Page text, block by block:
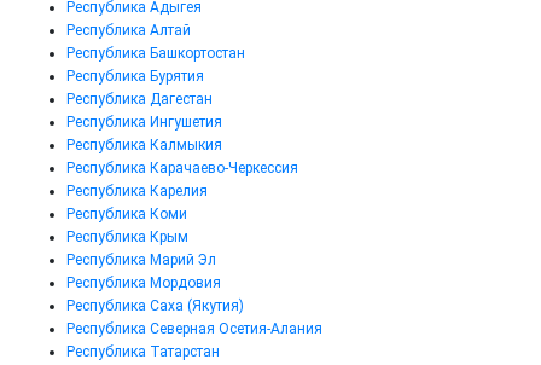
Республика Адыгея
Республика Алтай
Республика Башкортостан
Республика Бурятия
Республика Дагестан
Республика Ингушетия
Республика Калмыкия
Республика Карачаево-Черкессия
Республика Карелия
Республика Коми
Республика Крым
Республика Марий Эл
Республика Мордовия
Республика Саха (Якутия)
Республика Северная Осетия-Алания
Республика Татарстан